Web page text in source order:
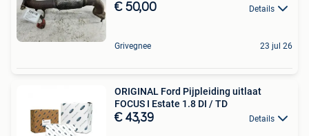
€ 50,00 Details
Grivegnee 23 jul 26
ORIGINAL Ford Pijpleiding uitlaat
FOCUS I Estate 1.8 DI / TD
€ 43,39 Details